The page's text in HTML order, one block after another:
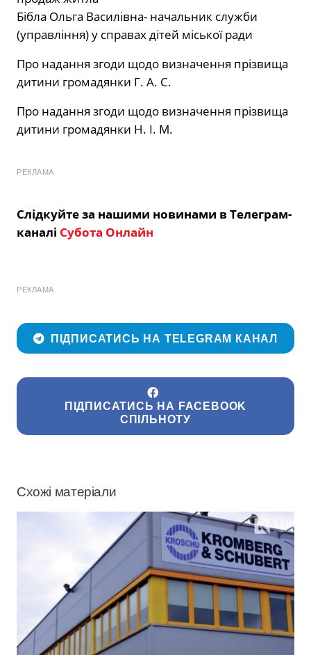
Бібла Ольга Василівна- начальник служби
(управління) у справах дітей міської ради
Про надання згоди щодо визначення прізвища
дитини громадянки Г. А. С.
Про надання згоди щодо визначення прізвища
дитини громадянки Н. І. М.
РЕКЛАМА
Слідкуйте за нашими новинами в Телеграм-
каналі Субота Онлайн
РЕКЛАМА
ПІДПИСАТИСЬ НА TELEGRAM КАНАЛ
ПІДПИСАТИСЬ НА FACEBOOK
СПІЛЬНОТУ
Схожі матеріали